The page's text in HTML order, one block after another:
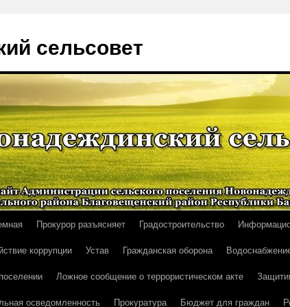
сельсовет
Прокурор разъясняет Градостроительство
коррупции Устав Гражданская оборона
Ложное сообщение о террористическом акте
осведомленность Прокуратура Бюджет для граждан